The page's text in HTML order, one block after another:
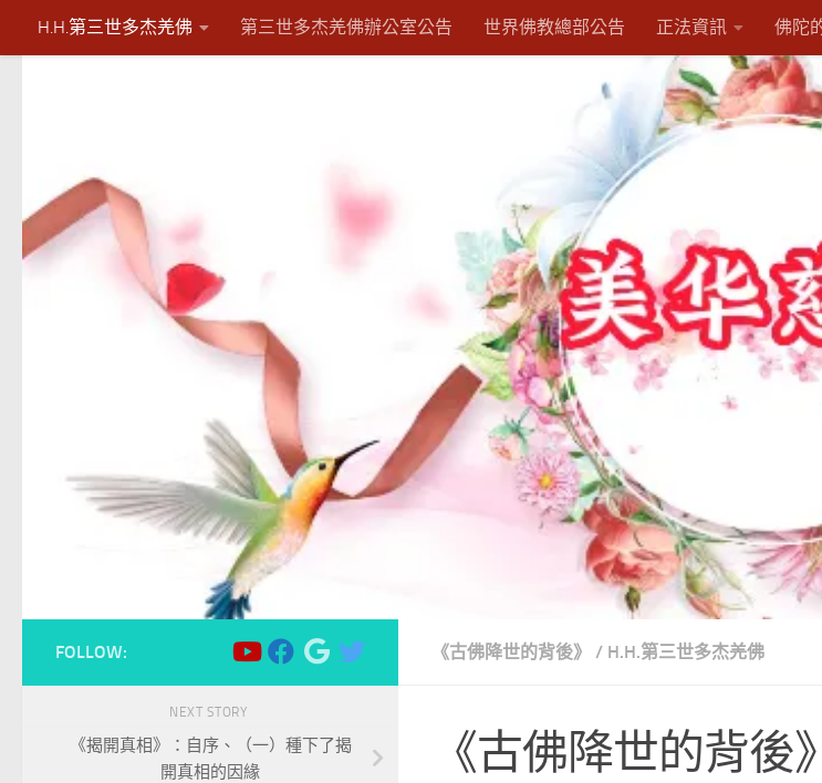
Skip to content
H.H.第三世多杰羌佛 第三世多杰羌佛辦公室公告 世界佛教總部公告 正法資訊 佛陀
《古佛降世的背後》 / H.H.第三世多杰羌佛
《古佛降世的背
FOLLOW:
NEXT STORY
《揭開真相》：自序、（一）種下了揭
開真相的因緣